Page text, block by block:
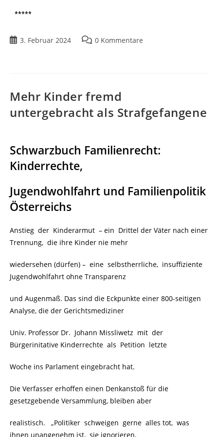
*****
3. Februar 2024 0 Kommentare
Mehr Kinder fremd
untergebracht als Strafgefangene
Schwarzbuch Familienrecht:
Kinderrechte,
Jugendwohlfahrt und Familienpolitik
Österreichs
Anstieg der Kinderarmut – ein Drittel der Väter nach einer
Trennung, die ihre Kinder nie mehr
wiedersehen (dürfen) – eine selbstherrliche, insuffiziente
Jugendwohlfahrt ohne Transparenz
und Augenmaß. Das sind die Eckpunkte einer 800-seitigen
Analyse, die der Gerichtsmediziner
Univ. Professor Dr. Johann Missliwetz mit der
Bürgerinitative Kinderrechte als Petition letzte
Woche ins Parlament eingebracht hat.
Die Verfasser erhoffen einen Denkanstoß für die
gesetzgebende Versammlung, bleiben aber
realistisch. „Politiker schweigen gerne alles tot, was
ihnen unangenehm ist, sie ignorieren,